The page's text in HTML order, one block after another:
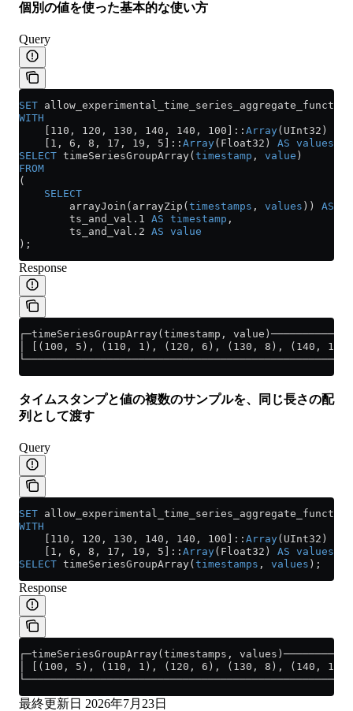
個別の値を使った基本的な使い方
Query
SET
WITH
    [110, 120, 130, 140, 140, 100]::
Array(UInt32)
    [1, 6, 8, 17, 19, 5]::
Array(Float32) AS values
SELECT timeSeriesGroupArray( timestamp , value )
FROM
(
    SELECT
        arrayJoin(arrayZip(
timestamps , values )) AS
        ts_and_val
. 1 AS timestamp ,
        ts_and_val
. 2 AS value
);
Response
┌─timeSeriesGroupArray(timestamp,
│ [(100, 5), (110, 1), (120, 6), (130, 8), (140,
タイムスタンプと値の複数のサンプルを、同じ長さの配
列として渡す
Query
SET
WITH
    [110, 120, 130, 140, 140, 100]::
Array(UInt32)
    [1, 6, 8, 17, 19, 5]::
Array(Float32) AS values
SELECT timeSeriesGroupArray( timestamps , values );
Response
┌─timeSeriesGroupArray(timestamps,
│ [(100, 5), (110, 1), (120, 6), (130, 8), (140,
最終更新日 2026年7月23日